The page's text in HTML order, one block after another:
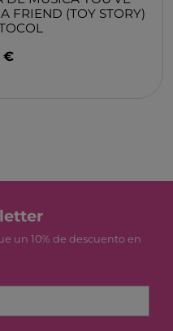
FRIEND (TOY STORY)
€
un 10% de descuento en